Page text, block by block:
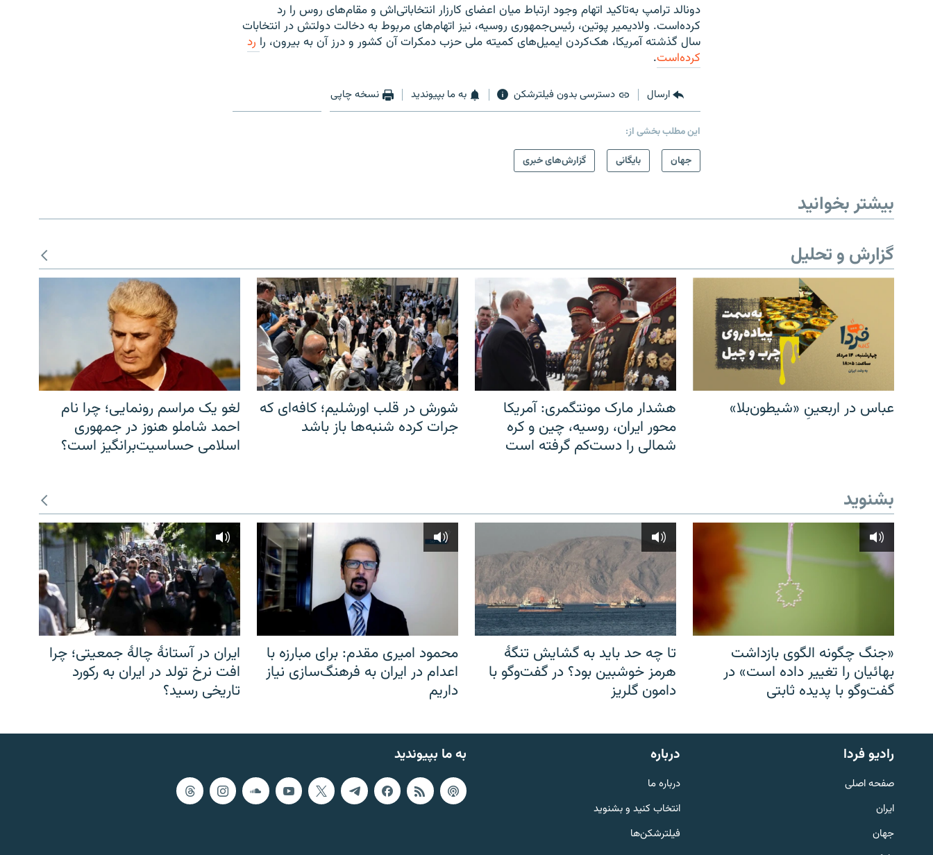
English
به ما بپیوندید
دونالد ترامپ به‌تاکید اتهام وجود ارتباط میان اعضای کارزار انتخاباتی‌اش و مقام‌های روس را رد
کرده‌است. ولادیمیر پوتین، رئیس‌جمهوری روسیه، نیز اتهام‌های مربوط به دخالت دولتش در انتخابات
سال گذشته آمریکا، هک‌کردن ایمیل‌های کمیته ملی حزب دمکرات آن کشور و درز آن به بیرون، را رد
کرده‌است.
ارسال دسترسی بدون فیلترشکن به ما بپیوندید نسخه چاپی
این مطلب بخشی از:
جهان
بایگانی گزارش‌های خبری
بیشتر بخوانید
گزارش و تحلیل
عباس در اربعینِ «شیطون‌بلا»
هشدار مارک مونتگمری: آمریکا
محور ایران، روسیه، چین و کره
شمالی را دست‌کم گرفته است
شورش در قلب اورشلیم؛ کافه‌ای که
جرات کرده شنبه‌ها باز باشد
لغو یک مراسم رونمایی؛ چرا نام
احمد شاملو هنوز در جمهوری
اسلامی حساسیت‌برانگیز است؟
بشنوید
«جنگ چگونه الگوی بازداشت
بهائیان را تغییر داده است» در
گفت‌وگو با پدیده ثابتی
تا چه حد باید به گشایش تنگهٔ
هرمز خوشبین بود؟ در گفت‌وگو با
دامون گلریز
محمود امیری مقدم: برای مبارزه با
اعدام در ایران به فرهنگ‌سازی نیاز
داریم
ایران در آستانهٔ چالهٔ جمعیتی؛ چرا
افت نرخ تولد در ایران به رکورد
تاریخی رسید؟
به ما بپیوندید رادیو فردا
صفحه اصلی
ایران
جهان
درباره
درباره ما
انتخاب کنید و بشنوید
فیلترشکن‌ها